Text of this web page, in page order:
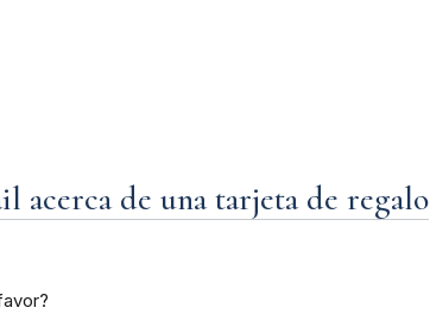
acerca de una tarjeta de regalo